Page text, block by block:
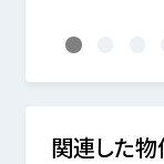
1
関連した